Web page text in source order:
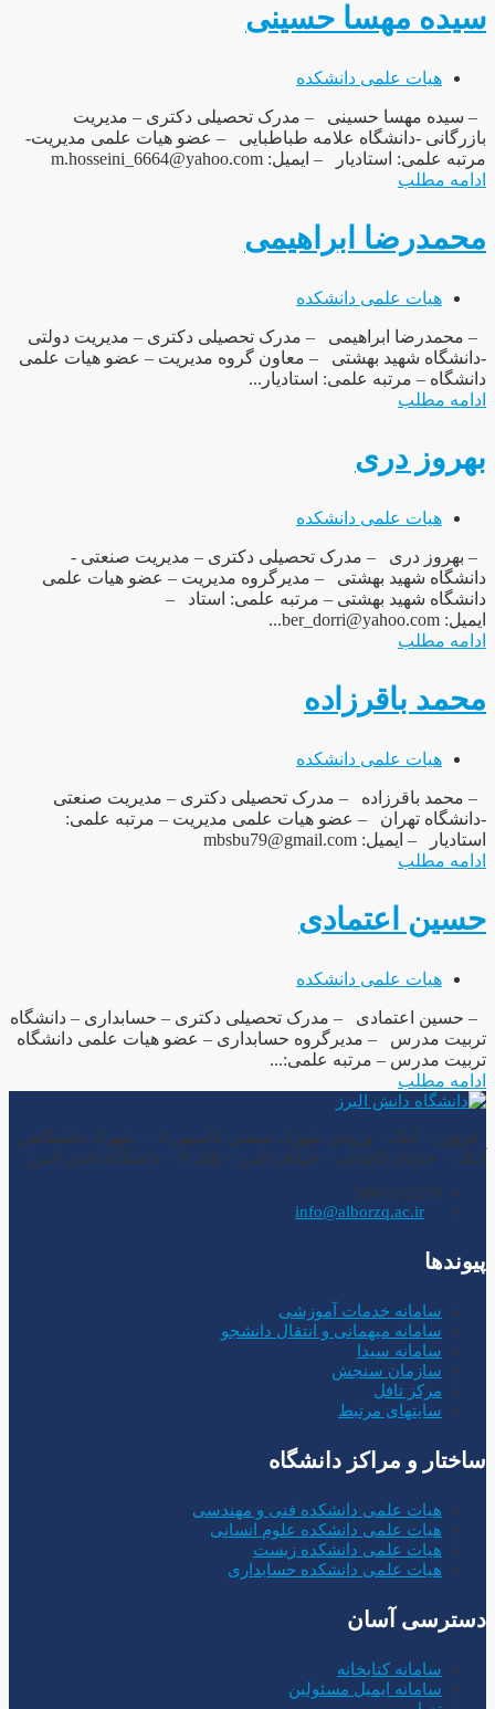
سیده مهسا حسینی
هیات علمی دانشکده
– سیده مهسا حسینی – مدرک تحصیلی دکتری – مدیریت
بازرگانی -دانشگاه علامه طباطبایی – عضو هیات علمی مدیریت-
مرتبه علمی: استادیار – ایمیل: m.hosseini_6664@yahoo.com
ادامه مطلب
محمدرضا ابراهیمی
هیات علمی دانشکده
– محمدرضا ابراهیمی – مدرک تحصیلی دکتری – مدیریت دولتی
-دانشگاه شهید بهشتی – معاون گروه مدیریت – عضو هیات علمی
دانشگاه – مرتبه علمی: استادیار...
ادامه مطلب
بهروز دری
هیات علمی دانشکده
– بهروز دری – مدرک تحصیلی دکتری – مدیریت صنعتی -
دانشگاه شهید بهشتی – مدیرگروه مدیریت – عضو هیات علمی
دانشگاه شهید بهشتی – مرتبه علمی: استاد –
ایمیل: ber_dorri@yahoo.com...
ادامه مطلب
محمد باقرزاده
هیات علمی دانشکده
– محمد باقرزاده – مدرک تحصیلی دکتری – مدیریت صنعتی
-دانشگاه تهران – عضو هیات علمی مدیریت – مرتبه علمی:
استادیار – ایمیل: mbsbu79@gmail.com
ادامه مطلب
حسین اعتمادی
هیات علمی دانشکده
– حسین اعتمادی – مدرک تحصیلی دکتری – حسابداری – دانشگاه
تربیت مدرس – مدیرگروه حسابداری – عضو هیات علمی دانشگاه
تربیت مدرس – مرتبه علمی:...
ادامه مطلب
قزوین – آبیک – ورودی شهرک صنعتی کاسپین 2 – شهرک دانشگاهی
آبیک – خیابان کاشانی – خیابان البرز – پلاک 0 – دانشگاه دانش البرز
3441152278
info@alborzq.ac.ir
پیوندها
سامانه خدمات آموزشی
سامانه میهمانی و انتقال دانشجو
سامانه سیدا
سازمان سنجش
مرکز تافل
سایتهای مرتبط
ساختار و مراکز دانشگاه
هیات علمی دانشکده فنی و مهندسی
هیات علمی دانشکده علوم انسانی
هیات علمی دانشکده زیست
هیات علمی دانشکده حسابداری
دسترسی آسان
سامانه کتابخانه
سامانه ایمیل مسئولین